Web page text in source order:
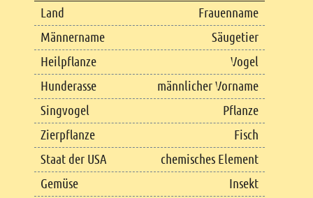
Land
Frauenname
Männername
Säugetier
Heilpflanze
Vogel
Hunderasse
männlicher Vorname
Singvogel
Pflanze
Zierpflanze
Fisch
Staat der USA
chemisches Element
Gemüse
Insekt